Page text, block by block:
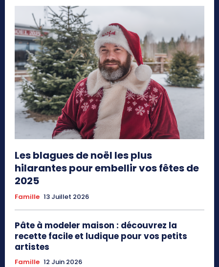
Les blagues de noël les plus
hilarantes pour embellir vos fêtes de
2025
Famille 13 Juillet 2026
Pâte à modeler maison : découvrez la
recette facile et ludique pour vos petits
artistes
Famille 12 Juin 2026